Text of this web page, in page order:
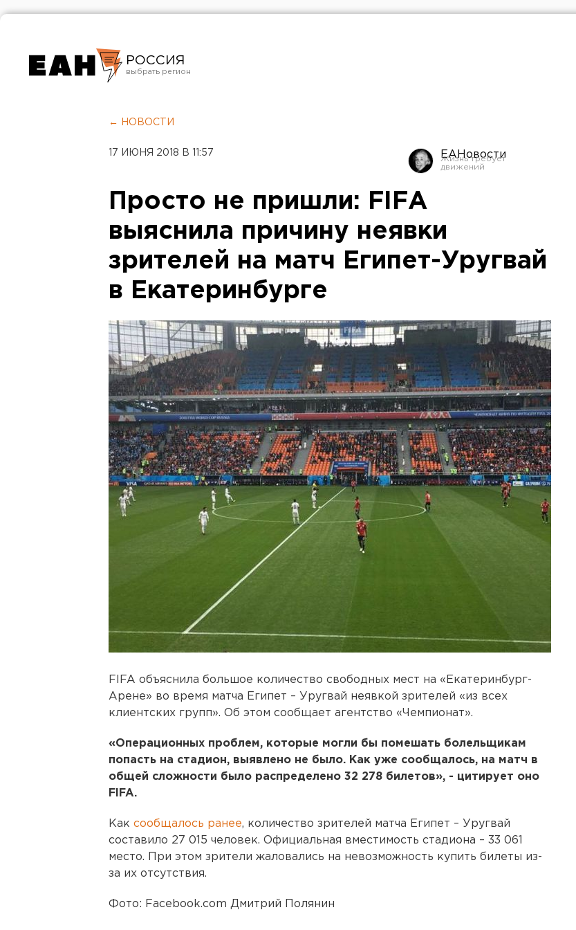
РОССИЯ
Челябинск
← НОВОСТИ
17 ИЮНЯ 2018 В 11:57 ЕАНовости
Просто не пришли: FIFА
выяснила причину неявки
зрителей на матч Египет-Уругвай
в Екатеринбурге
FIFA объяснила большое количество свободных мест на «Екатеринбург-
Арене» во время матча Египет – Уругвай неявкой зрителей «из всех
клиентских групп». Об этом сообщает агентство «Чемпионат».
«Операционных проблем, которые могли бы помешать болельщикам
попасть на стадион, выявлено не было. Как уже сообщалось, на матч в
общей сложности было распределено 32 278 билетов», - цитирует оно
FIFA.
Как сообщалось ранее, количество зрителей матча Египет – Уругвай
составило 27 015 человек. Официальная вместимость стадиона – 33 061
место. При этом зрители жаловались на невозможность купить билеты из-
за их отсутствия.
Фото: Facebook.com Дмитрий Полянин